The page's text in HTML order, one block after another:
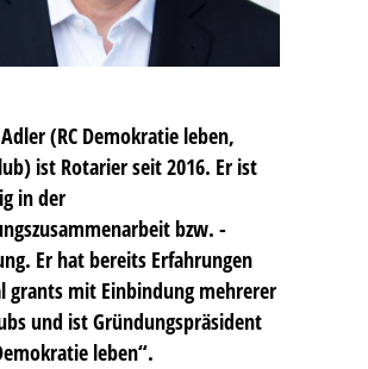
(RC Demokratie leben,
ist Rotarier seit 2016. Er ist
in der
bzw. -
Er hat bereits Erfahrungen
grants mit Einbindung mehrerer
und ist Gründungspräsident
leben“.